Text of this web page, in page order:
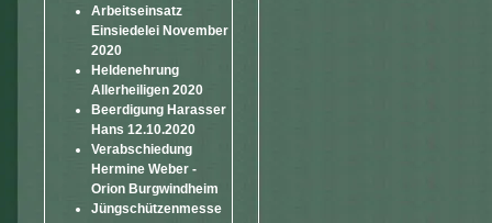
Arbeitseinsatz
Einsiedelei November
2020
Heldenehrung
Allerheiligen 2020
Beerdigung Harasser
Hans 12.10.2020
Verabschiedung
Hermine Weber -
Orion Burgwindheim
Jüngschützenmesse